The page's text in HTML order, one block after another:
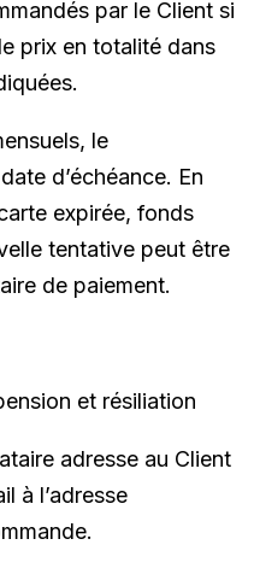
par le Client si
prix en totalité dans
le
d’échéance. En
expirée, fonds
tentative peut être
de paiement.
et résiliation
adresse au Client
à l’adresse